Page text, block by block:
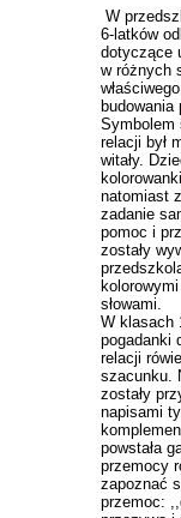
W
6-latków
dotyczące
w różnych
budowania
Symbolem
relacji był
witały.
natomiast
zadanie
pomoc i
zostały
słowami.
W klasach
pogadanki
relacji
szacunku.
zostały
napisami
powstała
przemocy
zapoznać
przemoc: